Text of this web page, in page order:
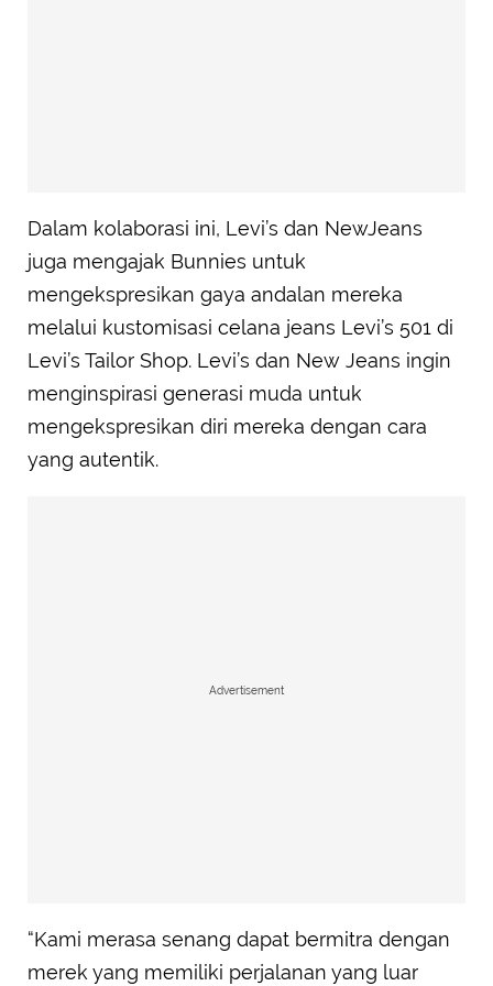
Dalam kolaborasi ini, Levi’s dan NewJeans
juga mengajak Bunnies untuk
mengekspresikan gaya andalan mereka
melalui kustomisasi celana jeans Levi’s 501 di
Levi’s Tailor Shop. Levi’s dan New Jeans ingin
menginspirasi generasi muda untuk
mengekspresikan diri mereka dengan cara
yang autentik.
Advertisement
“Kami merasa senang dapat bermitra dengan
merek yang memiliki perjalanan yang luar